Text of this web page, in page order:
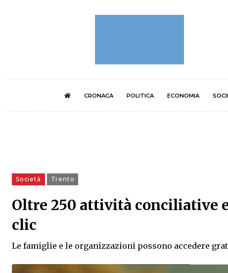
CRONACA POLITICA ECONOMIA
Società Trento
Oltre 250 attività conciliative
clic
Le famiglie e le organizzazioni possono accedere